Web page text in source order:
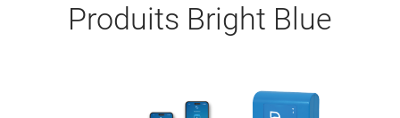
Produits Bright Blue